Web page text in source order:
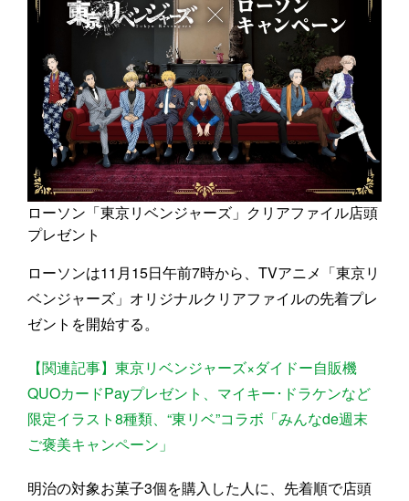
ローソン「東京リベンジャーズ」クリアファイル店頭
プレゼント
ローソンは11月15日午前7時から、TVアニメ「東京リ
ベンジャーズ」オリジナルクリアファイルの先着プレ
ゼントを開始する。
【関連記事】東京リベンジャーズ×ダイドー自販機
QUOカードPayプレゼント、マイキー･ドラケンなど
限定イラスト8種類、“東リベ”コラボ「みんなde週末
ご褒美キャンペーン」
明治の対象お菓子3個を購入した人に、先着順で店頭